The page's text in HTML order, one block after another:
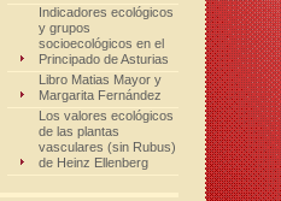
Indicadores ecológicos
y grupos
socioecológicos en el
Principado de Asturias
Libro Matias Mayor y
Margarita Fernández
Los valores ecológicos
de las plantas
vasculares (sin Rubus)
de Heinz Ellenberg